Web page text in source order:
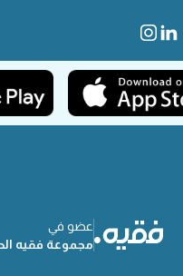
عضو في
مجموعة فقيه